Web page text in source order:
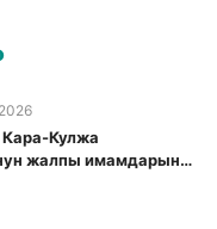
Кулжа
жалпы имамдарына